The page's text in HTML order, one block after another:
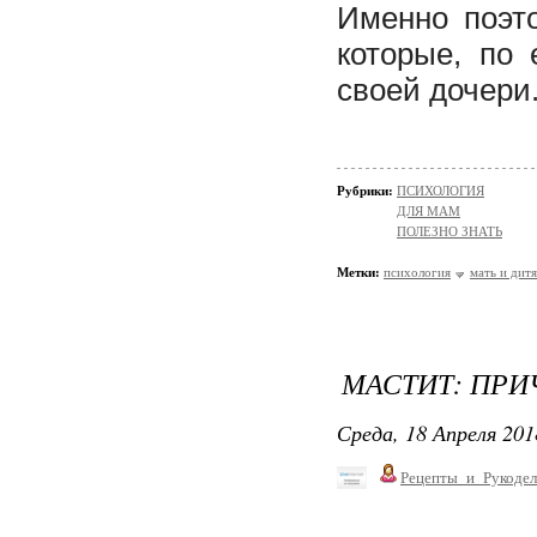
Именно
которые,
своей
Рубрики: ПСИХОЛОГИЯ
ДЛЯ МАМ
ПОЛЕЗНО ЗНАТЬ
Метки: психология мать и дитя
МАСТИТ:
Среда, 18 Апреля